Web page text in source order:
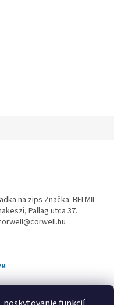
na zips Značka: BELMIL
Pallag utca 37.